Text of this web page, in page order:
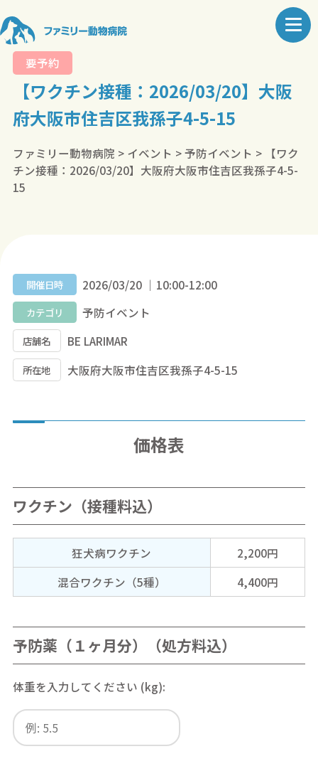
要予約
【ワクチン接種：2026/03/20】大阪
府大阪市住吉区我孫子4-5-15
ファミリー動物病院 > イベント >予防イベント >
【ワク
チン接種：2026/03/20】大阪府大阪市住吉区我孫子4-5-
15
開催日時 2026/03/20 ｜10:00-12:00
カテゴリ 予防イベント
店舗名 BE LARIMAR
所在地 大阪府大阪市住吉区我孫子4-5-15
価格表
ワクチン（接種料込）
狂犬病ワクチン
2,200円
混合ワクチン（5種）
4,400円
予防薬（１ヶ月分）（処方料込）
体重を入力してください (kg):